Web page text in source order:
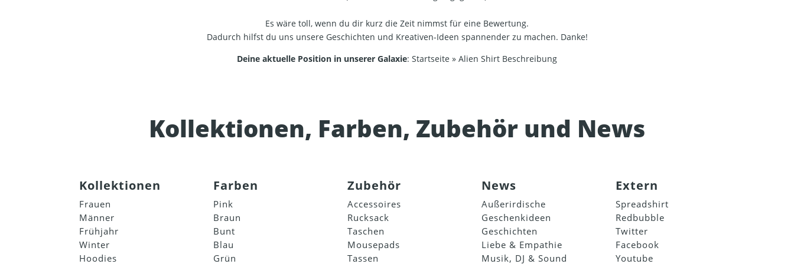
Es wäre toll, wenn du dir kurz die Zeit nimmst für eine Bewertung.
Dadurch hilfst du uns unsere Geschichten und Kreativen-Ideen spannender zu machen. Danke!
Deine aktuelle Position in unserer Galaxie: Startseite » Alien Shirt Beschreibung
Kollektionen, Farben, Zubehör und News
Kollektionen
Frauen
Männer
Frühjahr
Winter
Hoodies
Farben
Pink
Braun
Bunt
Blau
Grün
Zubehör
Accessoires
Rucksack
Taschen
Mousepads
Tassen
News
Außerirdische
Geschenkideen
Geschichten
Liebe & Empathie
Musik, DJ & Sound
Extern
Spreadshirt
Redbubble
Twitter
Facebook
Youtube